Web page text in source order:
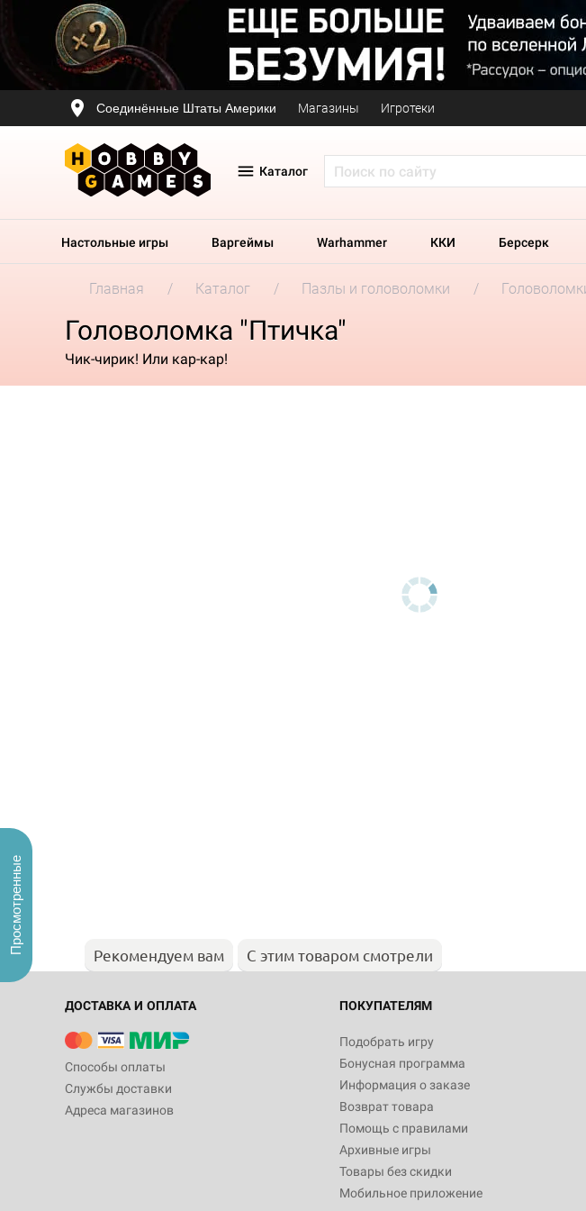
Соединённые Штаты Америки Магазины Игротеки
Каталог
Настольные игры Варгеймы Warhammer ККИ Берсерк
Главная Каталог Пазлы и головоломки
Головоломка "Птичка"
Чик-чирик! Или кар-кар!
Рекомендуем вам С этим товаром смотрели
ДОСТАВКА И ОПЛАТА
Способы оплаты
Службы доставки
Адреса магазинов
ПОКУПАТЕЛЯМ
Подобрать игру
Бонусная программа
Информация о заказе
Возврат товара
Помощь с правилами
Архивные игры
Товары без скидки
Мобильное приложение
Просмотренные